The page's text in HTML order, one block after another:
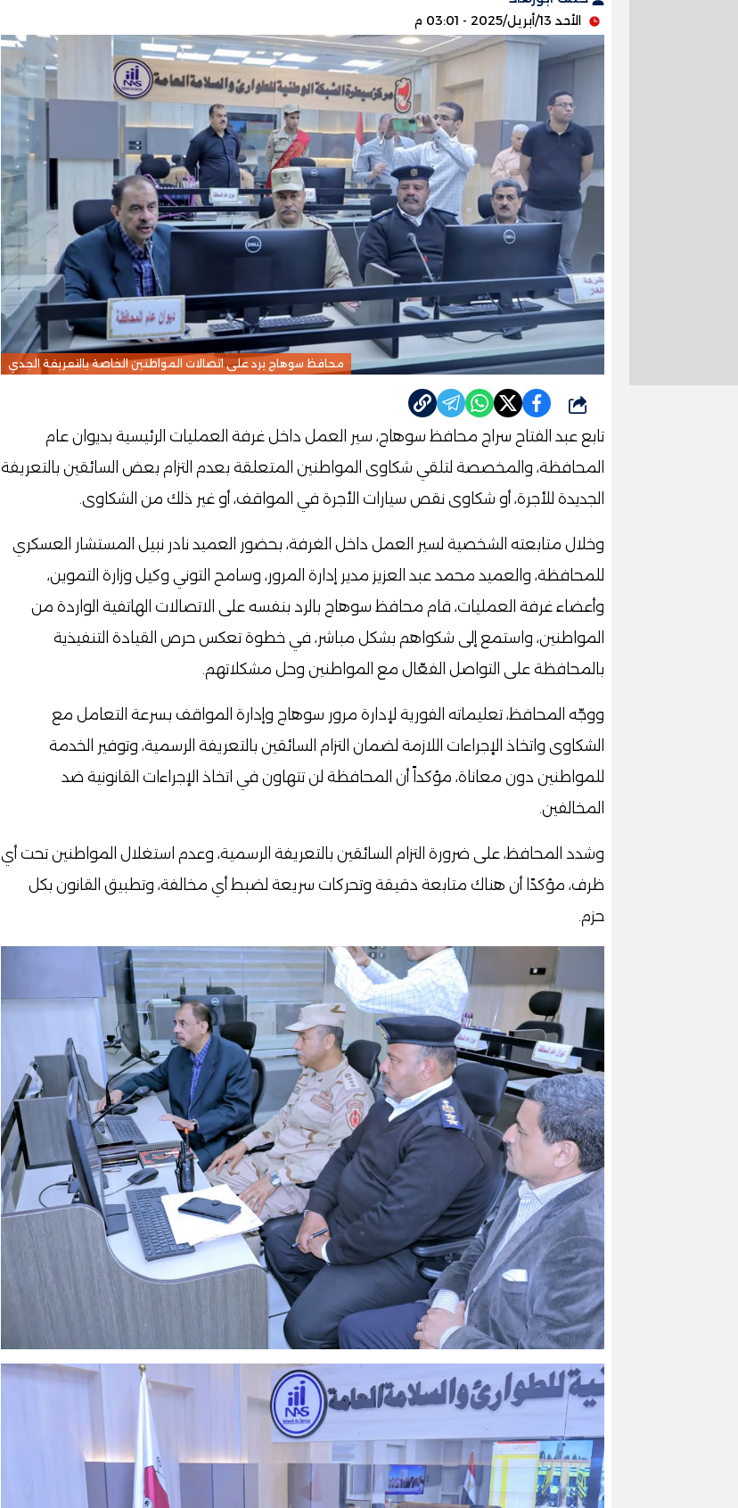
الأحد 13/أبريل/2025 - 03:01 م
محافظ سوهاج يرد على اتصالات المواطنين الخاصة بالتعريفة الجدي
شارك
تابع عبد الفتاح سراج محافظ سوهاج، سير العمل داخل غرفة العمليات الرئيسية بديوان عام
المحافظة، والمخصصة لتلقي شكاوى المواطنين المتعلقة بعدم التزام بعض السائقين بالتعريفة
الجديدة للأجرة، أو شكاوى نقص سيارات الأجرة في المواقف، أو غير ذلك من الشكاوى.
وخلال متابعته الشخصية لسير العمل داخل الغرفة، بحضور العميد نادر نبيل المستشار العسكري
للمحافظة، والعميد محمد عبد العزيز مدير إدارة المرور، وسامح التوني وكيل وزارة التموين،
وأعضاء غرفة العمليات، قام محافظ سوهاج بالرد بنفسه على الاتصالات الهاتفية الواردة من
المواطنين، واستمع إلى شكواهم بشكل مباشر، في خطوة تعكس حرص القيادة التنفيذية
بالمحافظة على التواصل الفعّال مع المواطنين وحل مشكلاتهم.
ووجّه المحافظ، تعليماته الفورية لإدارة مرور سوهاج وإدارة المواقف بسرعة التعامل مع
الشكاوى واتخاذ الإجراءات اللازمة لضمان التزام السائقين بالتعريفة الرسمية، وتوفير الخدمة
للمواطنين دون معاناة، مؤكداً أن المحافظة لن تتهاون في اتخاذ الإجراءات القانونية ضد
المخالفين.
وشدد المحافظ، على ضرورة التزام السائقين بالتعريفة الرسمية، وعدم استغلال المواطنين تحت أي
ظرف، مؤكدًا أن هناك متابعة دقيقة وتحركات سريعة لضبط أي مخالفة، وتطبيق القانون بكل
حزم.